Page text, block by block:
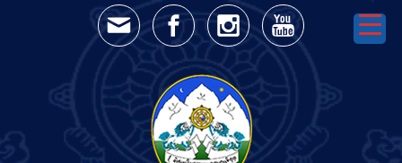
Skip to main content